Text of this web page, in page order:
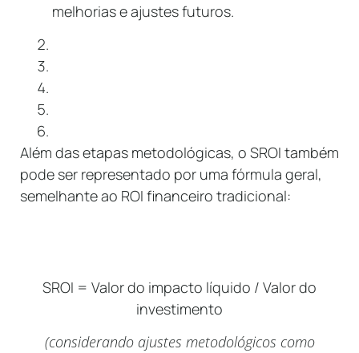
melhorias e ajustes futuros.
Além das etapas metodológicas, o SROI também
pode ser representado por uma fórmula geral,
semelhante ao ROI financeiro tradicional:
SROI = Valor do impacto líquido / Valor do
investimento
(considerando ajustes metodológicos como